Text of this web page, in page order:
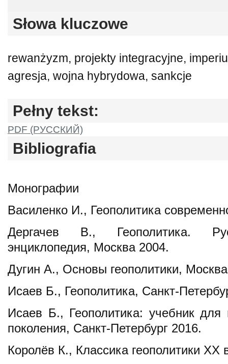
Słowa kluczowe
rewanżyzm, projekty integracyjne,
agresja, wojna hybrydowa, sankcje
Pełny tekst:
PDF (РУССКИЙ)
Bibliografia
Монографии
Василенко И., Геополитика
Дергачев В., Геополитика.
энциклопедия, Москва 2004.
Дугин А., Основы геополитики,
Исаев Б., Геополитика, Санкт-
Исаев Б., Геополитика: учебник для
поколения, Санкт-Петербург 2016.
Королёв К., Классика геополитики ХХ